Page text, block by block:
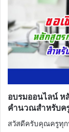
อบรมออนไลน์ ห
คำนวณสำหรับค
สวัสดีครับคุณครูทุ